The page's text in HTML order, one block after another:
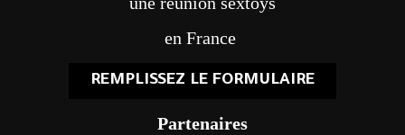
en France
REMPLISSEZ LE FORMULAIRE
Partenaires